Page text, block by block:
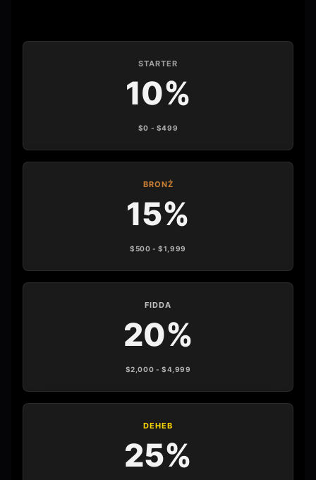
STARTER
10%
$0 - $499
BRONŻ
15%
$500 - $1,999
FIDDA
20%
$2,000 - $4,999
DEHEB
25%